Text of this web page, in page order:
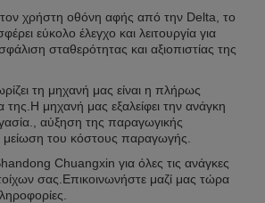
τον χρήστη οθόνη αφής από την Delta, το
εύκολο έλεγχο και λειτουργία για
σταθερότητας και αξιοπιστίας της
τη μηχανή μας είναι η πλήρως
της.Η μηχανή μας εξαλείφει την ανάγκη
αύξηση της παραγωγικής
μείωση του κόστους παραγωγής.
Chuangxin για όλες τις ανάγκες
σας.Επικοινωνήστε μαζί μας τώρα